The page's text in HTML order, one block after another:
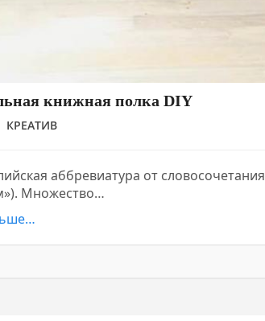
книжная полка DIY
КРЕАТИВ
аббревиатура от
Множество…